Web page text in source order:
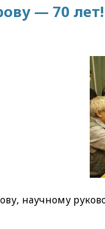
— 70 лет!
научному